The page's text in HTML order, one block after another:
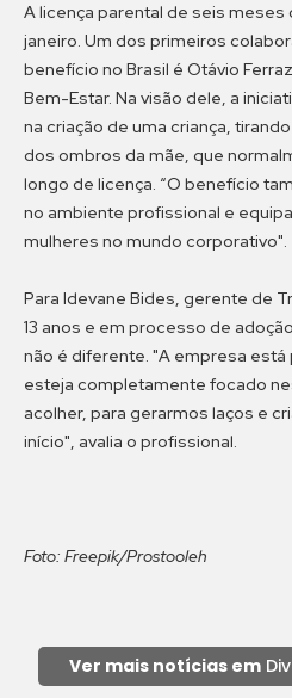
A licença parental de seis meses
janeiro. Um dos primeiros
benefício no Brasil é Otávio
Bem-Estar. Na visão dele, a
na criação de uma criança,
dos ombros da mãe, que
longo de licença. “O benefício
no ambiente profissional e
mulheres no mundo corporativo".
Para Idevane Bides, gerente de
13 anos e em processo de
não é diferente. "A empresa
esteja completamente focado
acolher, para gerarmos laços e
início", avalia o profissional.
Foto: Freepik/Prostooleh
Ver mais notícias em